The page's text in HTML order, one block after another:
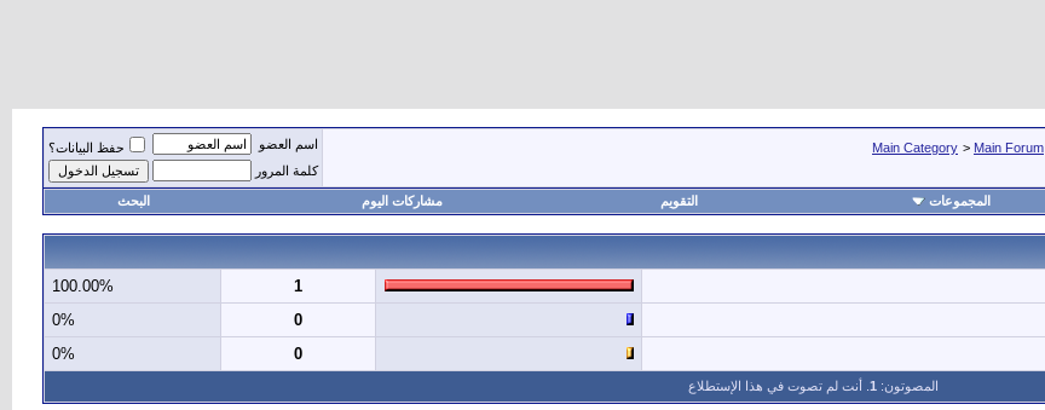
Main Category > Main Forum اسم العضو
حفظ البيانات؟
كلمة المرور
المجموعات التقويم مشاركات اليوم البحث
1
100.00%
0
0%
0
0%
المصوتون: 1 . أنت لم تصوت في هذا الإستطلاع